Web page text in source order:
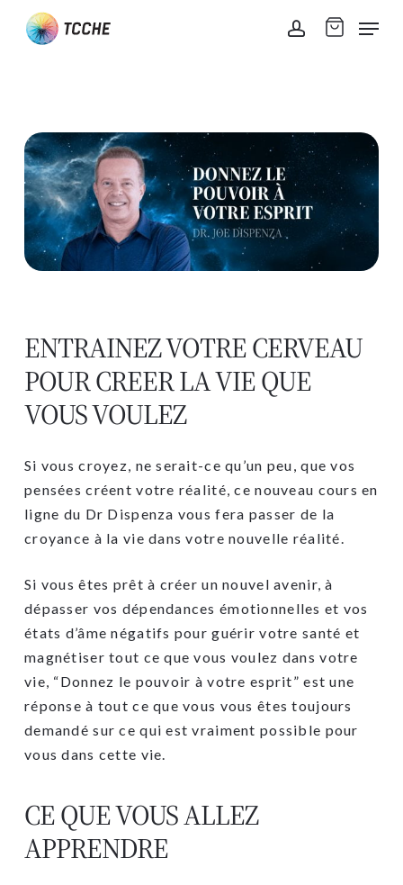
account
ENTRAINEZ VOTRE CERVEAU
POUR CREER LA VIE QUE
VOUS VOULEZ
Si vous croyez, ne serait-ce qu’un peu, que vos
pensées créent votre réalité, ce nouveau cours en
ligne du Dr Dispenza vous fera passer de la
croyance à la vie dans votre nouvelle réalité.
Si vous êtes prêt à créer un nouvel avenir, à
dépasser vos dépendances émotionnelles et vos
états d’âme négatifs pour guérir votre santé et
magnétiser tout ce que vous voulez dans votre
vie, “Donnez le pouvoir à votre esprit” est une
réponse à tout ce que vous vous êtes toujours
demandé sur ce qui est vraiment possible pour
vous dans cette vie.
CE QUE VOUS ALLEZ
APPRENDRE